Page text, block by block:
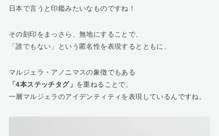
日本で言うと印鑑みたいなものですね！
その刻印をまっさら、無地にすることで、
「誰でもない」という匿名性を表現するとともに、
マルジェラ・アノニマスの象徴でもある
「4本ステッチタグ」 を重ねることで、
一層マルジェラのアイデンティティを表現しているんですね。